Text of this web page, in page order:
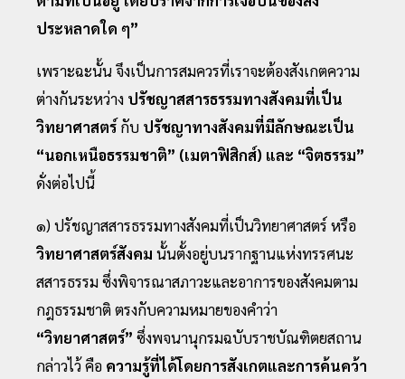
ประหลาดใด ๆ”
เพราะฉะนั้น จึงเป็นการสมควรที่เราจะต้องสังเกตความ
ต่างกันระหว่าง ปรัชญาสสารธรรมทางสังคมที่เป็น
วิทยาศาสตร์ กับ ปรัชญาทางสังคมที่มีลักษณะเป็น
“นอกเหนือธรรมชาติ” (เมตาฟิสิกส์) และ “จิตธรรม”
ดั่งต่อไปนี้
๑) ปรัชญาสสารธรรมทางสังคมที่เป็นวิทยาศาสตร์ หรือ
วิทยาศาสตร์สังคม นั้นตั้งอยู่บนรากฐานแห่งทรรศนะ
สสารธรรม ซึ่งพิจารณาสภาวะและอาการของสังคมตาม
กฎธรรมชาติ ตรงกับความหมายของคําว่า
“วิทยาศาสตร์” ซึ่งพจนานุกรมฉบับราชบัณฑิตยสถาน
กล่าวไว้ คือ ความรู้ที่ได้โดยการสังเกตและการค้นคว้า